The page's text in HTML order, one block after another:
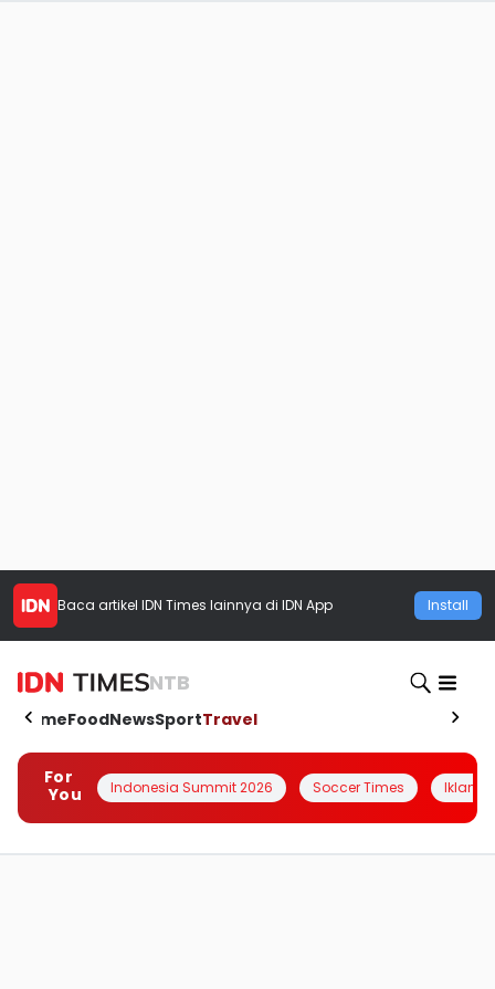
Baca artikel IDN Times lainnya di IDN App Install
NTB
HomeFoodNewsSportTravel
For
You
Indonesia Summit 2026 Soccer Times Iklanin